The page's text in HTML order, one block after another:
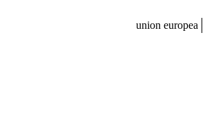
union europea